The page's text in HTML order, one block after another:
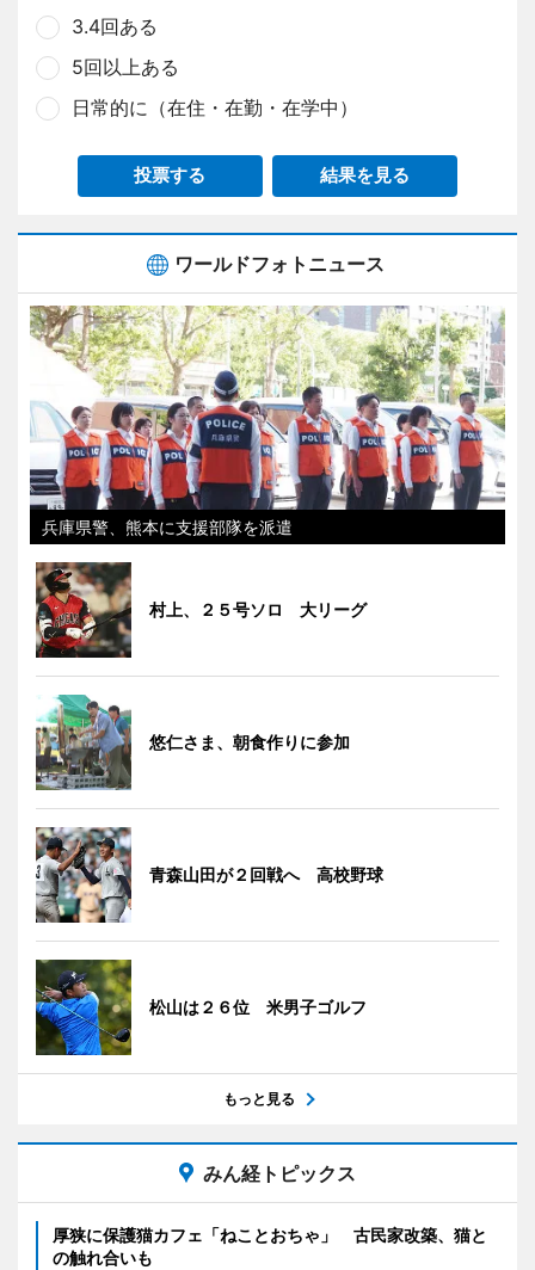
3.4回ある
5回以上ある
日常的に（在住・在勤・在学中）
投票する 結果を見る
ワールドフォトニュース
兵庫県警、熊本に支援部隊を派遣
村上、２５号ソロ 大リーグ
悠仁さま、朝食作りに参加
青森山田が２回戦へ 高校野球
松山は２６位 米男子ゴルフ
もっと見る
みん経トピックス
厚狭に保護猫カフェ「ねことおちゃ」 古民家改築、猫と
の触れ合いも